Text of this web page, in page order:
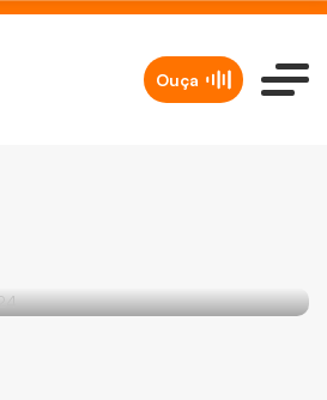
Ouça
para condenar mais